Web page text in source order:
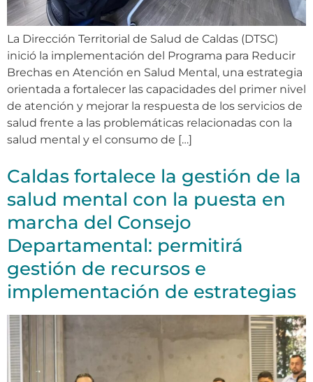
La Dirección Territorial de Salud de Caldas (DTSC)
inició la implementación del Programa para Reducir
Brechas en Atención en Salud Mental, una estrategia
orientada a fortalecer las capacidades del primer nivel
de atención y mejorar la respuesta de los servicios de
salud frente a las problemáticas relacionadas con la
salud mental y el consumo de […]
Caldas fortalece la gestión de la
salud mental con la puesta en
marcha del Consejo
Departamental: permitirá
gestión de recursos e
implementación de estrategias